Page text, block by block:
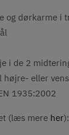
og dørkarme i
i de 2
højre- eller
1935:2002
(læs mere her):